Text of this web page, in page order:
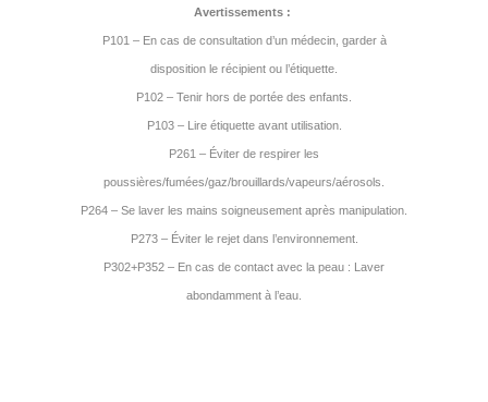
Avertissements :
P101 – En cas de consultation d’un médecin, garder à
disposition le récipient ou l’étiquette.
P102 – Tenir hors de portée des enfants.
P103 – Lire étiquette avant utilisation.
P261 – Éviter de respirer les
poussières/fumées/gaz/brouillards/vapeurs/aérosols.
P264 – Se laver les mains soigneusement après manipulation.
P273 – Éviter le rejet dans l’environnement.
P302+P352 – En cas de contact avec la peau : Laver
abondamment à l’eau.